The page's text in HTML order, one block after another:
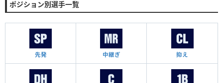
ポジション別選手一覧
先発 中継ぎ 抑え